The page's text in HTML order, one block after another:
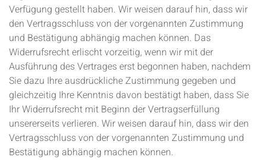
Verfügung gestellt haben. Wir weisen darauf hin, dass wir
den Vertragsschluss von der vorgenannten Zustimmung
und Bestätigung abhängig machen können. Das
Widerrufsrecht erlischt vorzeitig, wenn wir mit der
Ausführung des Vertrages erst begonnen haben, nachdem
Sie dazu Ihre ausdrückliche Zustimmung gegeben und
gleichzeitig Ihre Kenntnis davon bestätigt haben, dass Sie
Ihr Widerrufsrecht mit Beginn der Vertragserfüllung
unsererseits verlieren. Wir weisen darauf hin, dass wir den
Vertragsschluss von der vorgenannten Zustimmung und
Bestätigung abhängig machen können.